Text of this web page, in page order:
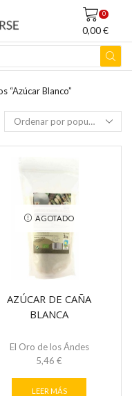
0
0,00€
“azúcar Blanco”
AGOTADO
AZÚCAR DE CAÑA
BLANCA
El Oro de los Ándes
5,46€
LEER MÁS